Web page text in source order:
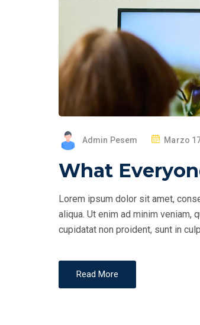
Admin Pesem
P
S
E
D
O
Marzo
What
Lorem ipsum dolor sit amet,
aliqua. Ut enim ad minim
cupidatat non proident, sunt in
Read More